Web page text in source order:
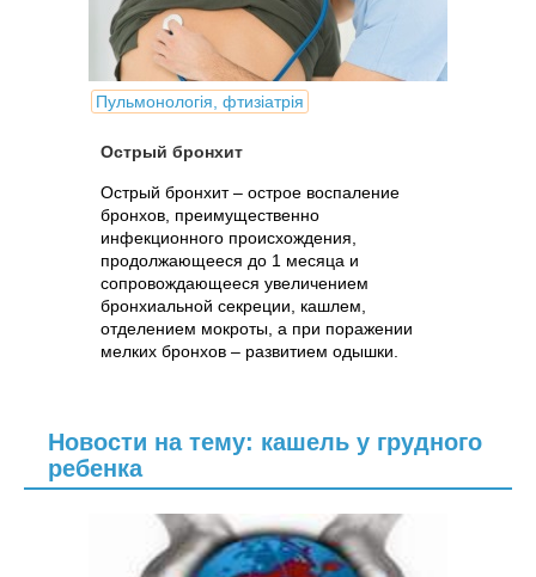
Пульмонологія, фтизіатрія
Острый бронхит
Острый бронхит – острое воспаление
бронхов, преимущественно
инфекционного происхождения,
продолжающееся до 1 месяца и
сопровождающееся увеличением
бронхиальной секреции, кашлем,
отделением мокроты, а при поражении
мелких бронхов – развитием одышки.
Новости на тему: кашель у грудного
ребенка